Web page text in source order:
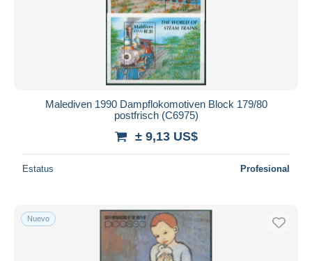
Malediven 1990 Dampflokomotiven Block 179/80
postfrisch (C6975)
± 9,13 US$
Estatus Profesional
Nuevo